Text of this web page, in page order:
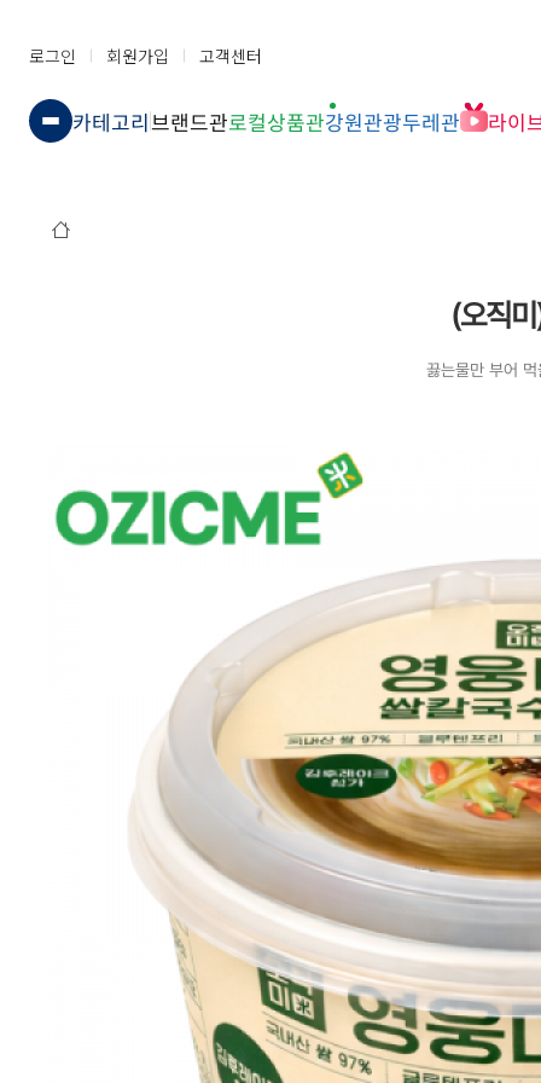
로그인 회원가입 고객센터
카테고리브랜드관로컬상품관강원관광두레관 라이
(오직
끓는물만 부어